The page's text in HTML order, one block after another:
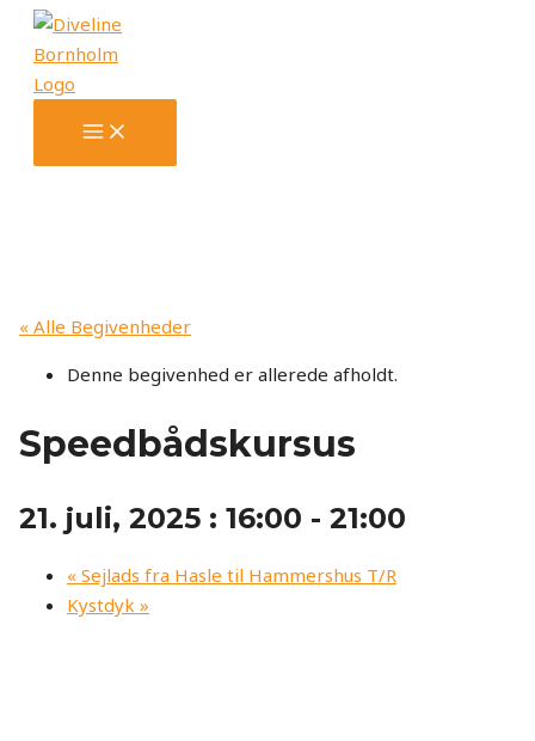
indholdet
MENU
« Alle Begivenheder
Denne begivenhed er allerede afholdt.
Speedbådskursus
21. juli, 2025 : 16:00 -21:00
« Sejlads fra Hasle til Hammershus T/R
Kystdyk»